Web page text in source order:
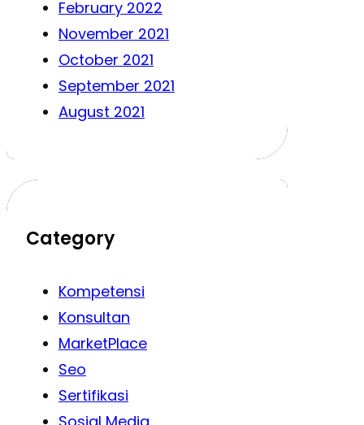
February 2022
November 2021
October 2021
September 2021
August 2021
Category
Kompetensi
Konsultan
MarketPlace
Seo
Sertifikasi